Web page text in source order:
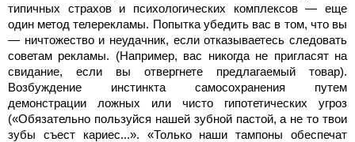
типичных страхов и психологических комплексов — еще
один метод телерекламы. Попытка убедить вас в том, что вы
— ничтожество и неудачник, если отказываетесь следовать
советам рекламы. (Например, вас никогда не пригласят на
свидание, если вы отвергнете предлагаемый товар).
Возбуждение инстинкта самосохранения путем
демонстрации ложных или чисто гипотетических угроз
(«Обязательно пользуйся нашей зубной пастой, а не то твои
зубы съест кариес...». «Только наши тампоны обеспечат